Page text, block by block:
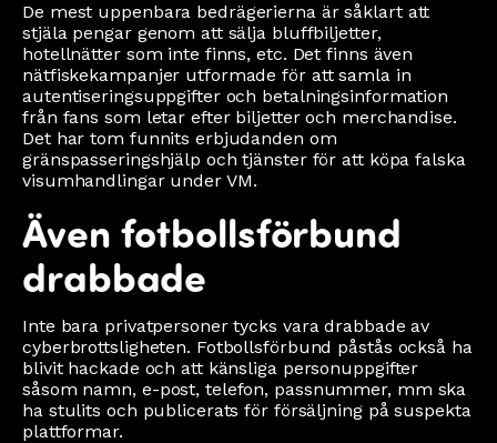
De mest uppenbara bedrägerierna är såklart att
stjäla pengar genom att sälja bluffbiljetter,
hotellnätter som inte finns, etc. Det finns även
nätfiskekampanjer utformade för att samla in
autentiseringsuppgifter och betalningsinformation
från fans som letar efter biljetter och merchandise.
Det har tom funnits erbjudanden om
gränspasseringshjälp och tjänster för att köpa falska
visumhandlingar under VM.
Även fotbollsförbund
drabbade
Inte bara privatpersoner tycks vara drabbade av
cyberbrottsligheten. Fotbollsförbund påstås också ha
blivit hackade och att känsliga personuppgifter
såsom namn, e-post, telefon, passnummer, mm ska
ha stulits och publicerats för försäljning på suspekta
plattformar.